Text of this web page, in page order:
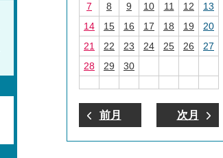
7
8 9 10 11 12
13
14
15 16 17 18 19
20
21
22 23 24 25 26
27
28
29 30
前月 次月